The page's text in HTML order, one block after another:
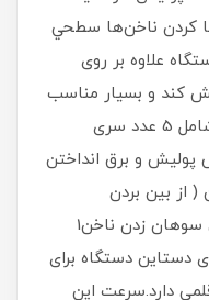
كردن ناخن‌ها سطحي
علاوه بر روی
کند و بسیار مناسب
ناخن‌های بلند است. اين دستگاه شامل 5 عدد سری
مخصوص پولیش و برق انداختن
( از بین بردن
ناصافی‌های ناخن)1 سری مخصوص سوهان زدن ناخن1
دستگاه برای
دارد.سرعت این